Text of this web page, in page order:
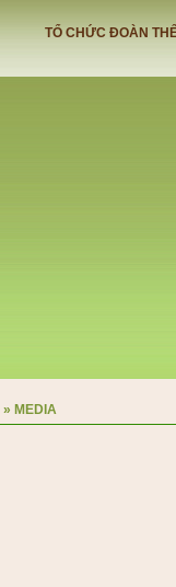
TỔ CHỨC ĐOÀN
» MEDIA